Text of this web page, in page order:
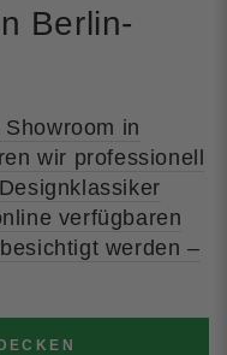
Berlin-
in
wir professionell
verfügbaren
werden –